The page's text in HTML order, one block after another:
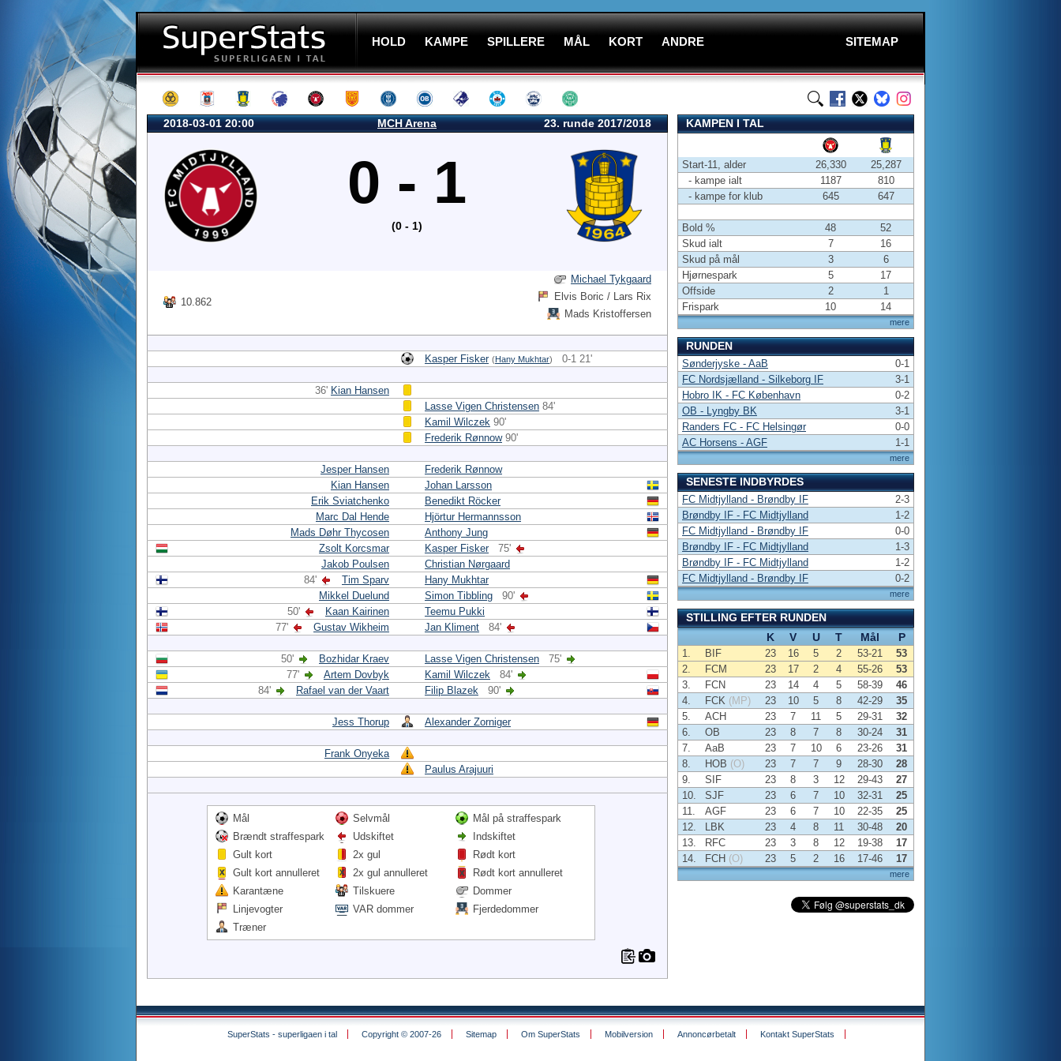
HOLD KAMPE SPILLERE MÅL KORT ANDRE SITEMAP
2018-03-01 20:00 MCH Arena 23. runde 2017/2018
0 - 1
(0 - 1)
10.862
Michael Tykgaard
Elvis Boric / Lars Rix
Mads Kristoffersen
Kasper Fisker (Hany Mukhtar) 0-1 21'
36' Kian Hansen
Lasse Vigen Christensen 84'
Kamil Wilczek 90'
Frederik Rønnow 90'
Jesper Hansen
Frederik Rønnow
Kian Hansen
Johan Larsson
Erik Sviatchenko
Benedikt Röcker
Marc Dal Hende
Hjörtur Hermannsson
Mads Døhr Thycosen
Anthony Jung
Zsolt Korcsmar
Kasper Fisker
75'
Jakob Poulsen
Christian Nørgaard
84'
Tim Sparv
Hany Mukhtar
Mikkel Duelund
Simon Tibbling
90'
50'
Kaan Kairinen
Teemu Pukki
77'
Gustav Wikheim Jan Kliment 84'
50' Bozhidar Kraev Lasse Vigen Christensen
75'
77'
Artem Dovbyk Kamil Wilczek
84'
84'
Rafael van der Vaart Filip Blazek 90'
Jess Thorup Alexander Zorniger
Frank Onyeka
Paulus Arajuuri
Mål Selvmål
Mål på straffespark
Brændt straffespark
Udskiftet
Indskiftet
Gult kort
2x gul
Rødt kort
Gult kort annulleret
2x gul annulleret
Rødt kort annulleret
Karantæne
Tilskuere
Dommer
Linjevogter
VAR dommer
Fjerdedommer
Træner
KAMPEN I TAL
mere
Start-11, alder 26,330
25,287
- kampe ialt
1187
810
- kampe for klub
645 647
Bold % 48
52
Skud ialt
7
16
Skud på mål
3
6
Hjørnespark
5
17
Offside
2
1
Frispark
10 14
RUNDEN
mere
Sønderjyske - AaB
0-1
FC Nordsjælland - Silkeborg IF
3-1
Hobro IK - FC København
0-2
OB - Lyngby BK
3-1
Randers FC - FC Helsingør
0-0
AC Horsens - AGF
1-1
SENESTE INDBYRDES
mere
FC Midtjylland - Brøndby IF
2-3
Brøndby IF - FC Midtjylland
1-2
FC Midtjylland - Brøndby IF
0-0
Brøndby IF - FC Midtjylland
1-3
Brøndby IF - FC Midtjylland
1-2
FC Midtjylland - Brøndby IF
0-2
STILLING EFTER RUNDEN
K
V U T Mål P
mere
1. BIF 23 16 5 2 53-21
53
2.
FCM 23 17 2 4 55-26
53
3.
FCN 23 14 4 5 58-39
46
4.
FCK (MP) 23 10 5 8 42-29
35
5.
ACH 23 7 11 5 29-31
32
6.
OB 23 8 7 8 30-24
31
7.
AaB 23 7 10 6 23-26
31
8.
HOB (O) 23 7 7 9 28-30
28
9.
SIF 23 8 3 12 29-43
27
10.
SJF 23 6 7 10 32-31
25
11.
AGF 23 6 7 10 22-35
25
12.
LBK 23 4 8 11 30-48
20
13.
RFC 23 3 8 12 19-38
17
14.
FCH (O) 23 5 2 16 17-46 17
SuperStats - superligaen i tal Copyright © 2007-26 Sitemap Om SuperStats Mobilversion Annoncørbetalt Kontakt SuperStats